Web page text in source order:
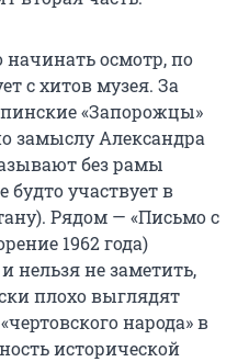
начинать осмотр, по
с хитов музея. За
«Запорожцы»
замыслу Александра
без рамы
будто участвует в
Рядом — «Письмо с
1962 года)
нельзя не заметить,
плохо выглядят
народа» в
исторической